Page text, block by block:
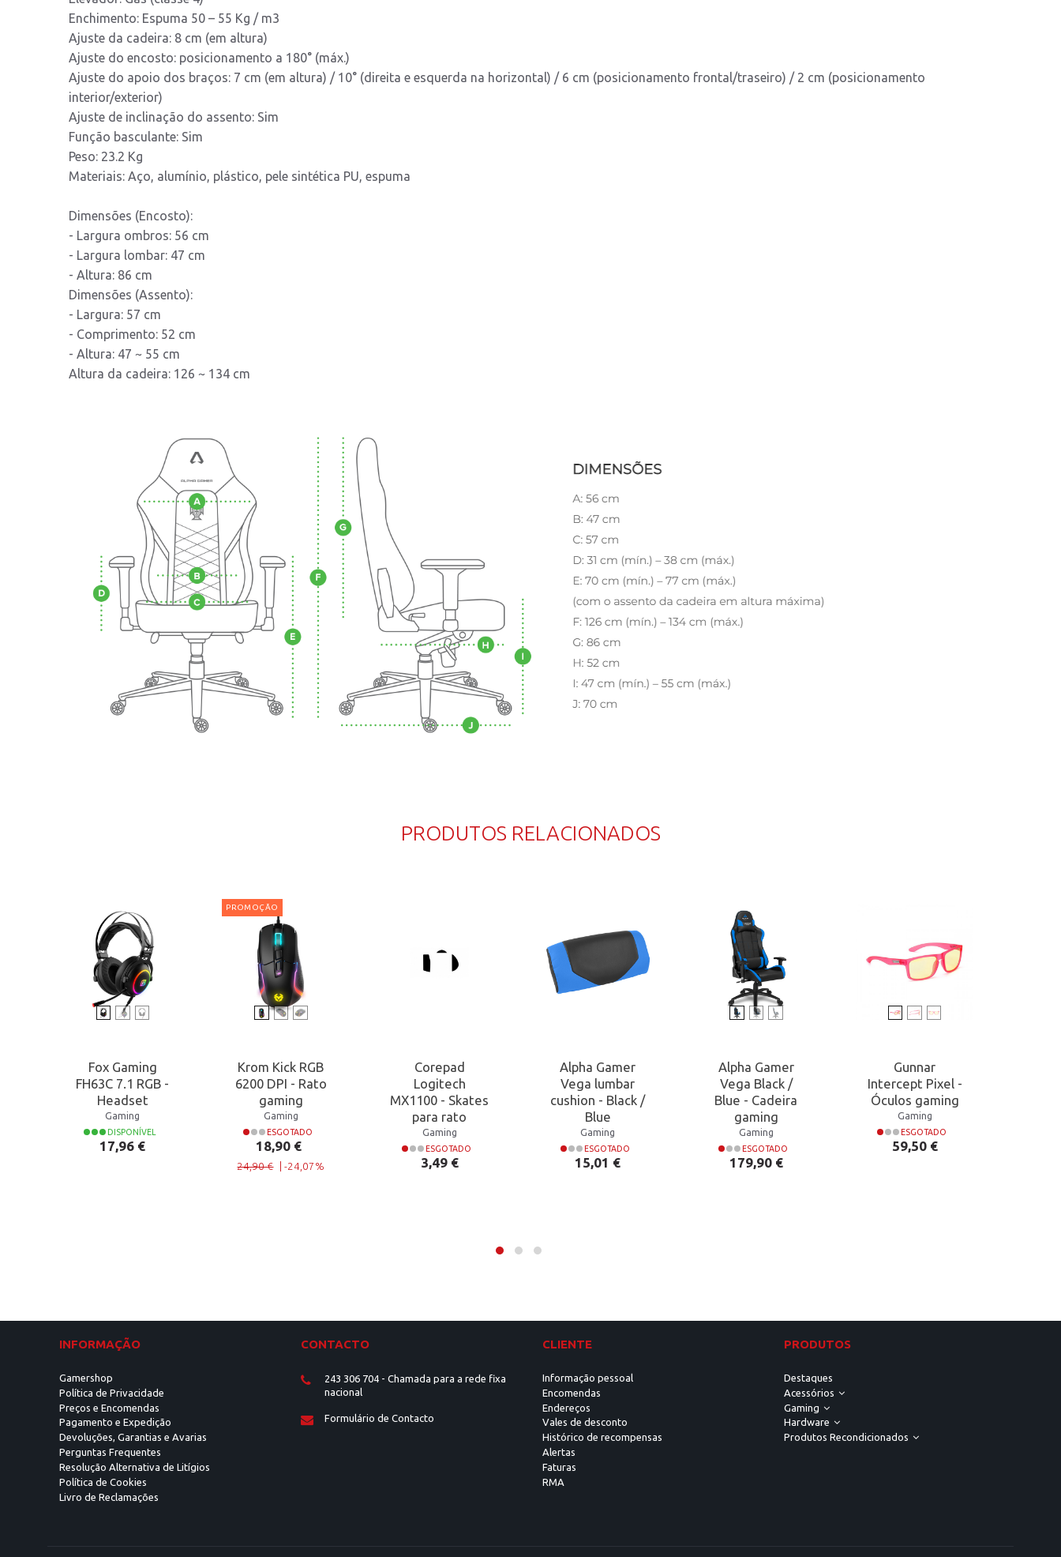
Enchimento: Espuma 50 – 55 Kg / m3
Ajuste da cadeira: 8 cm (em altura)
Ajuste do encosto: posicionamento a 180° (máx.)
Ajuste do apoio dos braços: 7 cm (em altura) / 10° (direita e esquerda na horizontal) / 6 cm (posicionamento frontal/traseiro) / 2 cm (posicionamento
interior/exterior)
Ajuste de inclinação do assento: Sim
Função basculante: Sim
Peso: 23.2 Kg
Materiais: Aço, alumínio, plástico, pele sintética PU, espuma
Dimensões (Encosto):
- Largura ombros: 56 cm
- Largura lombar: 47 cm
- Altura: 86 cm
Dimensões (Assento):
- Largura: 57 cm
- Comprimento: 52 cm
- Altura: 47 ~ 55 cm
Altura da cadeira: 126 ~ 134 cm
PRODUTOS RELACIONADOS
Fox Gaming
FH63C 7.1 RGB -
Headset
Gaming
DISPONÍVEL
Preço
17,96 €
PROMOÇÃO
Krom Kick RGB
6200 DPI - Rato
gaming
Gaming
ESGOTADO
Preço normal
Preço18,90 €
24,90 € |-24,07%
Corepad
Logitech
MX1100 - Skates
para rato
Gaming
ESGOTADO
Preço
3,49 €
Alpha Gamer
Vega lumbar
cushion - Black /
Blue
Gaming
ESGOTADO
Preço
15,01 €
Alpha Gamer
Vega Black /
Blue - Cadeira
gaming
Gaming
ESGOTADO
Preço
179,90 €
Gunnar
Intercept Pixel -
Óculos gaming
Gaming
ESGOTADO
Preço
59,50 €
INFORMAÇÃO
Gamershop
Política de Privacidade
Preços e Encomendas
Pagamento e Expedição
Devoluções, Garantias e Avarias
Perguntas Frequentes
Resolução Alternativa de Litígios
Política de Cookies
Livro de Reclamações
CONTACTO
243 306 704 - Chamada para a rede fixa
nacional
Formulário de Contacto
CLIENTE
Informação pessoal
Encomendas
Endereços
Vales de desconto
Histórico de recompensas
Alertas
Faturas
RMA
PRODUTOS
Destaques
Acessórios
Gaming
Hardware
Produtos Recondicionados